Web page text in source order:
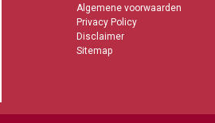
Algemene voorwaarden
Privacy Policy
Disclaimer
Sitemap